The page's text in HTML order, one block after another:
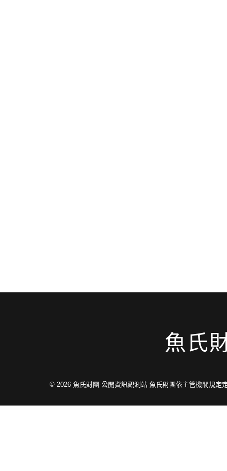
魚氏
© 2026 魚氏財團-公開資訊觀測站 魚氏財團依主管機關規定